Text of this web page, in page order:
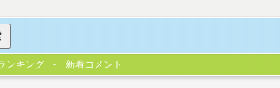
ンキング 新着コメント